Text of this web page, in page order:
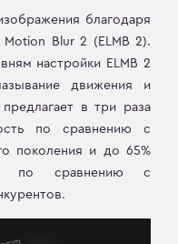
благодаря
Blur 2 (ELMB 2).
настройки ELMB 2
движения и
в три раза
по сравнению с
поколения и до 65%
по сравнению с